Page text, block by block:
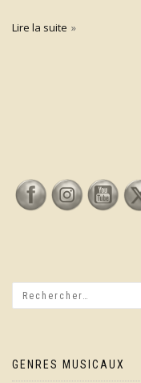
Lire la suite
GENRES MUSICAUX